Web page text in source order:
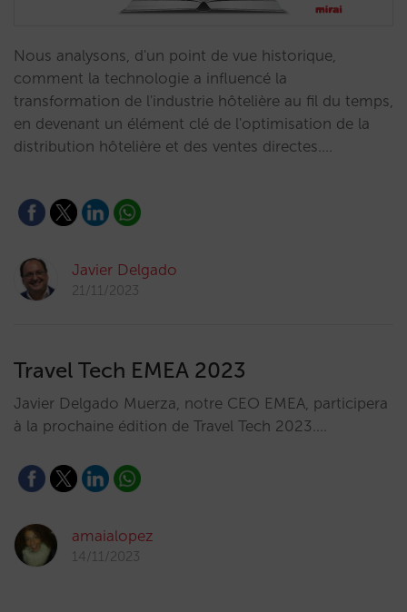
Nous analysons, d'un point de vue historique,
comment la technologie a influencé la
transformation de l'industrie hôtelière au fil du temps,
en devenant un élément clé de l'optimisation de la
distribution hôtelière et des ventes directes.…
Javier Delgado
21/11/2023
Travel Tech EMEA 2023
Javier Delgado Muerza, notre CEO EMEA, participera
à la prochaine édition de Travel Tech 2023.…
amaialopez
14/11/2023